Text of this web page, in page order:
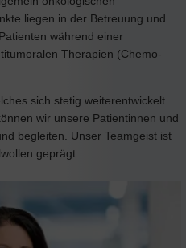
liegen in der Betreuung und
während einer
Therapien (Chemo-
sich stetig weiterentwickelt
wir unsere Patientinnen und
begleiten. Unser Teamgeist ist
geprägt.